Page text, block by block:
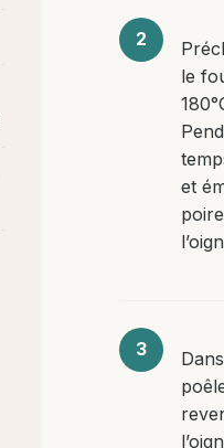
le
et